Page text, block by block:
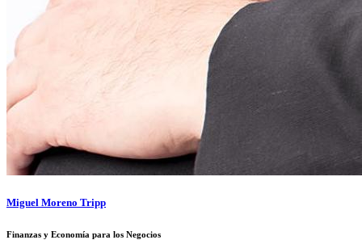
Miguel Moreno Tripp
Finanzas y Economía para los Negocios